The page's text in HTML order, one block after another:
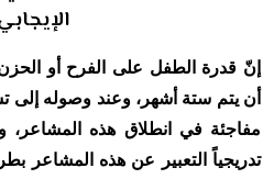
إنّ قدرة الطفل على الفرح أو
أن يتم ستة أشهر، وعند وصوله إلى
مفاجئة في انطلاق هذه المشاعر،
تدريجياً التعبير عن هذه المشاعر